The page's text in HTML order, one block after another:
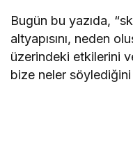
Bugün bu yazıda,
altyapısını, neden
üzerindeki etkilerini
bize neler söylediğini